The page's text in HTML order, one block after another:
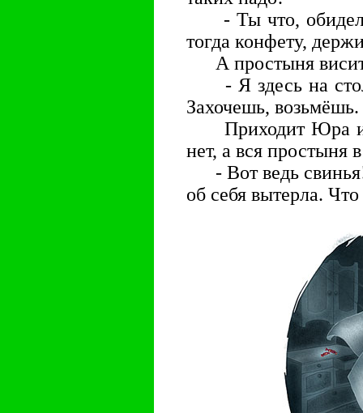
- Ты что,
тогда конфету,
А простыня висит
- Я здесь на
Захочешь, возьмёшь.
Приходит Юра
нет, а вся простыня
- Вот ведь
об себя вытерла.